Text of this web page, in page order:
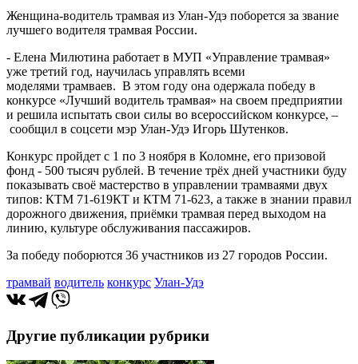
Женщина-водитель трамвая из Улан-Удэ поборется за звание
лучшего водителя трамвая России.
- Елена Милютина работает в МУП «Управление трамвая»
уже третий год, научилась управлять всеми
моделями трамваев. В этом году она одержала победу в
конкурсе «Лучший водитель трамвая» на своем предприятии
и решила испытать свои силы во всероссийском конкурсе, –
сообщил в соцсети мэр Улан-Удэ Игорь Шутенков.
Конкурс пройдет с 1 по 3 ноября в Коломне, его призовой
фонд - 500 тысяч рублей. В течение трёх дней участники буду
показывать своё мастерство в управлении трамваями двух
типов: КТМ 71-619КТ и КТМ 71-623, а также в знании правил
дорожного движения, приёмки трамвая перед выходом на
линию, культуре обслуживания пассажиров.
За победу поборются 36 участников из 27 городов России.
трамвай водитель конкурс Улан-Удэ
Другие публикации рубрики